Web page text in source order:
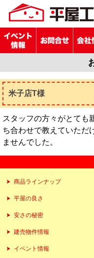
米子店T様
スタッフの方々がとても
ち合わせで教えていただ
ませんでした。
商品ラインナップ
平屋の良さ
安さの秘密
建売物件情報
イベント情報